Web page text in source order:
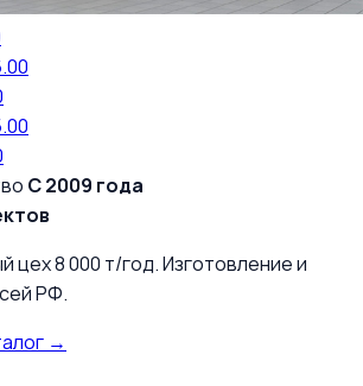
С 2009 года
цех 8 000 т/год. Изготовление и
РФ.
→